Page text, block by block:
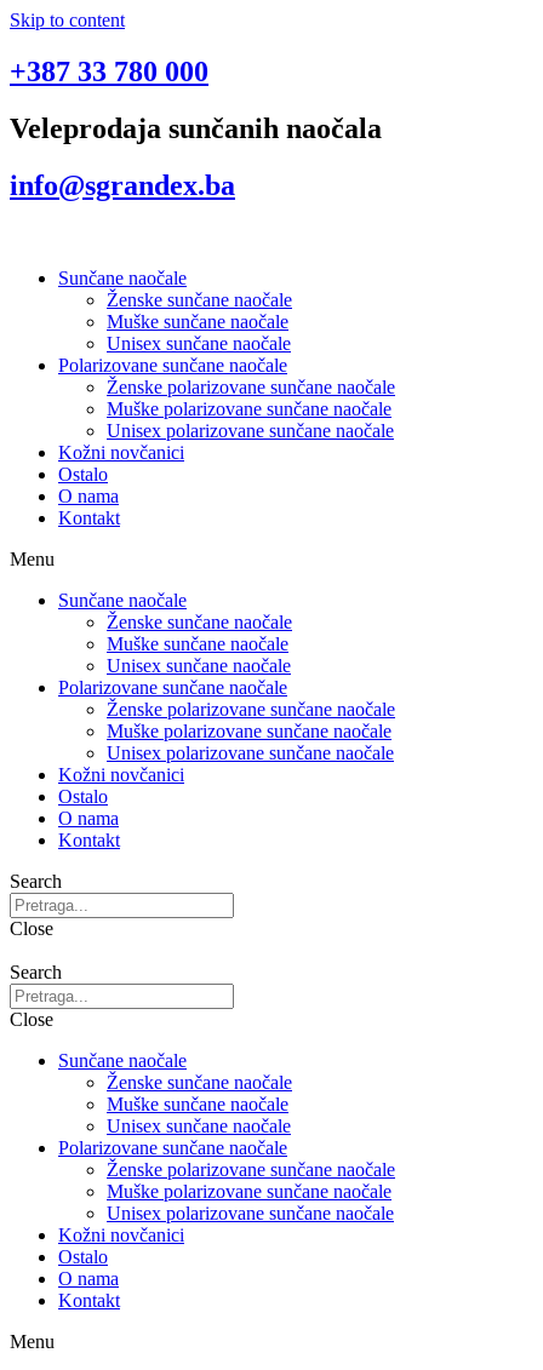
Skip to content
+387 33 780 000
Veleprodaja sunčanih naočala
info@sgrandex.ba
Sunčane naočale
Ženske sunčane naočale
Muške sunčane naočale
Unisex sunčane naočale
Polarizovane sunčane naočale
Ženske polarizovane sunčane naočale
Muške polarizovane sunčane naočale
Unisex polarizovane sunčane naočale
Kožni novčanici
Ostalo
O nama
Kontakt
Menu
Sunčane naočale
Ženske sunčane naočale
Muške sunčane naočale
Unisex sunčane naočale
Polarizovane sunčane naočale
Ženske polarizovane sunčane naočale
Muške polarizovane sunčane naočale
Unisex polarizovane sunčane naočale
Kožni novčanici
Ostalo
O nama
Kontakt
Search
Close
Search
Close
Sunčane naočale
Ženske sunčane naočale
Muške sunčane naočale
Unisex sunčane naočale
Polarizovane sunčane naočale
Ženske polarizovane sunčane naočale
Muške polarizovane sunčane naočale
Unisex polarizovane sunčane naočale
Kožni novčanici
Ostalo
O nama
Kontakt
Menu